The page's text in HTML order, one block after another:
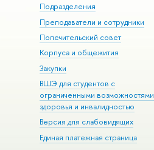
Подразделения
Преподаватели и сотрудники
Попечительский совет
Корпуса и общежития
Закупки
ВШЭ для студентов с
ограниченными возможностями
здоровья и инвалидностью
Версия для слабовидящих
Единая платежная страница